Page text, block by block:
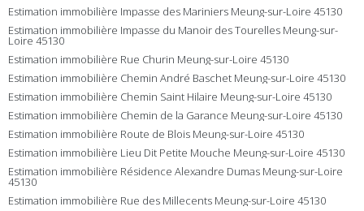
Estimation immobilière Impasse des Mariniers Meung-sur-Loire 45130
Estimation immobilière Impasse du Manoir des Tourelles Meung-sur-
Loire 45130
Estimation immobilière Rue Churin Meung-sur-Loire 45130
Estimation immobilière Chemin André Baschet Meung-sur-Loire 45130
Estimation immobilière Chemin Saint Hilaire Meung-sur-Loire 45130
Estimation immobilière Chemin de la Garance Meung-sur-Loire 45130
Estimation immobilière Route de Blois Meung-sur-Loire 45130
Estimation immobilière Lieu Dit Petite Mouche Meung-sur-Loire 45130
Estimation immobilière Résidence Alexandre Dumas Meung-sur-Loire
45130
Estimation immobilière Rue des Millecents Meung-sur-Loire 45130